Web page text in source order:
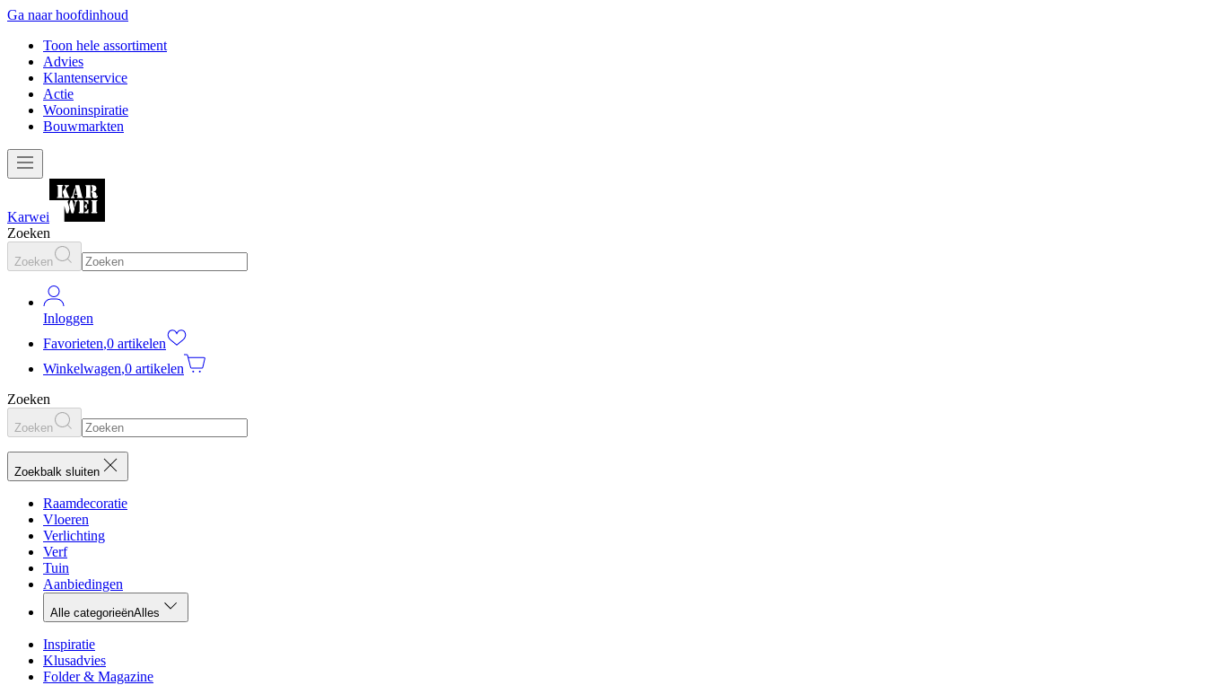
Ga naar hoofdinhoud
Toon hele assortiment
Advies
Klantenservice
Actie
Wooninspiratie
Bouwmarkten
Karwei
Zoeken
Zoeken
Inloggen
Favorieten,0 artikelen
Winkelwagen,0 artikelen
Zoeken
Zoeken
Zoekbalk sluiten
Raamdecoratie
Vloeren
Verlichting
Verf
Tuin
Aanbiedingen
Alle categorieënAlles
Inspiratie
Klusadvies
Folder & Magazine